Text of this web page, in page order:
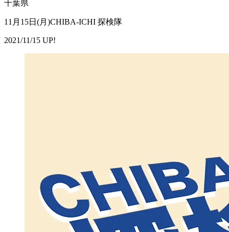
千葉県
11月15日(月)CHIBA-ICHI 探検隊
2021/11/15 UP!